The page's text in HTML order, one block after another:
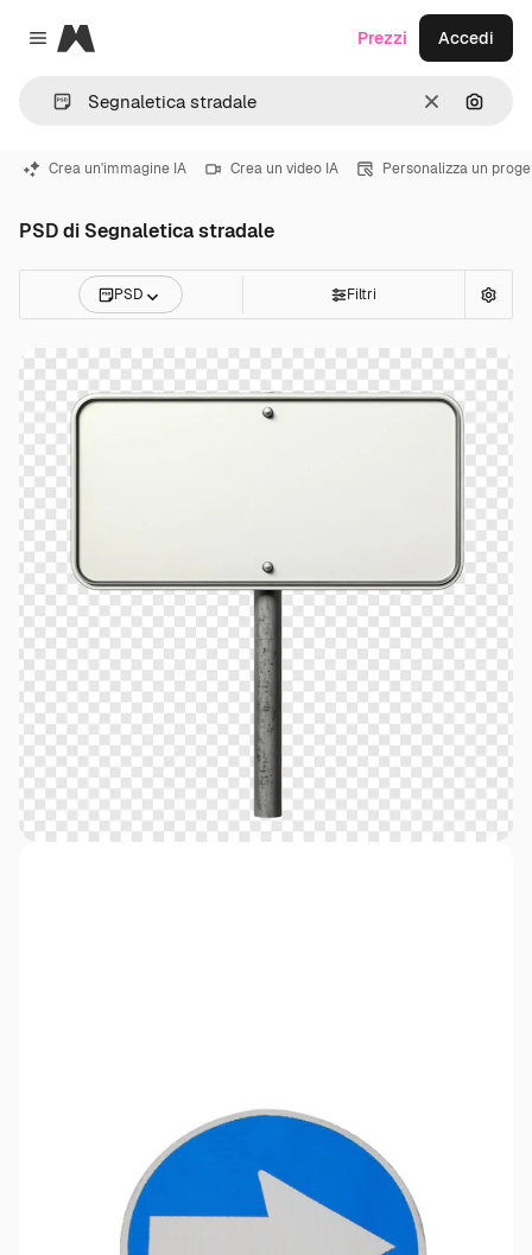
Close menu
Magnific
CancellaCerca
Prezzi Accedi
Crea un'immagine IA Crea un video IA Personalizza un
PSD di Segnaletica stradale
PSD Filtri